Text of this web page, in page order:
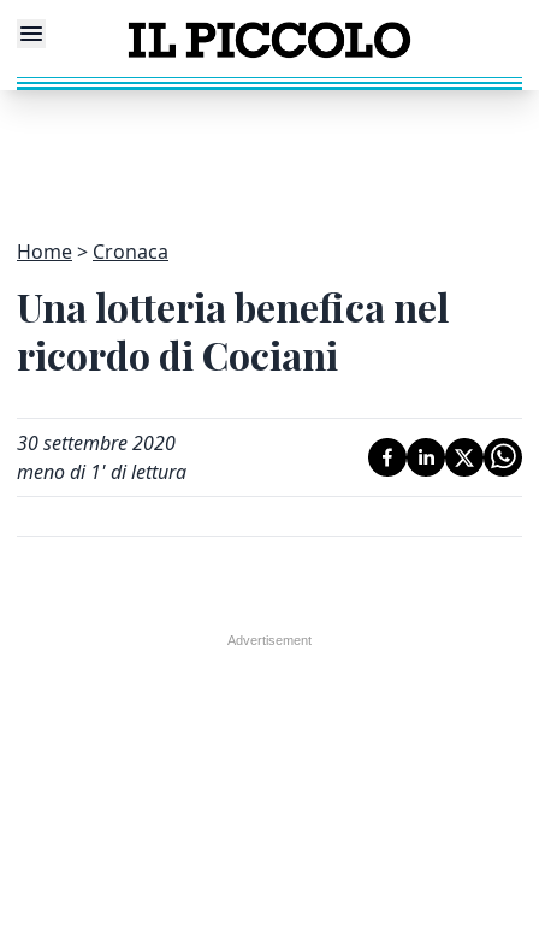
Home Cronaca
Una lotteria benefica nel
ricordo di Cociani
30 settembre 2020
meno di 1' di lettura